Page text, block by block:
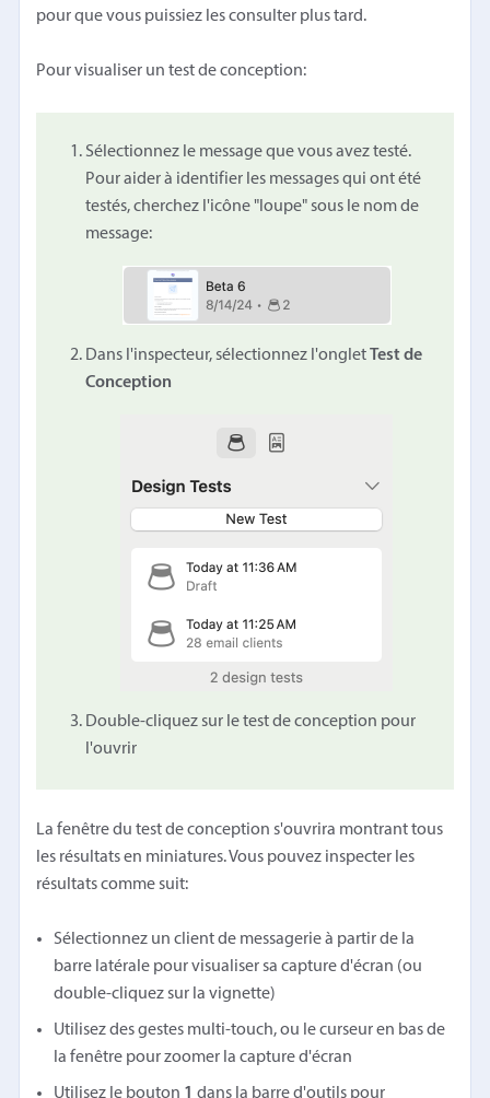
pour que vous puissiez les consulter plus tard.
Pour visualiser un test de conception:
Sélectionnez le message que vous avez testé.
Pour aider à identifier les messages qui ont été
testés, cherchez l'icône "loupe" sous le nom de
message:
Dans l'inspecteur, sélectionnez l'ongletTest de
Conception
Double-cliquez sur le test de conception pour
l'ouvrir
La fenêtre du test de conception s'ouvrira montrant tous
les résultats en miniatures. Vous pouvez inspecter les
résultats comme suit:
Sélectionnez un client de messagerie à partir de la
barre latérale pour visualiser sa capture d'écran (ou
double-cliquez sur la vignette)
Utilisez des gestes multi-touch, ou le curseur en bas de
la fenêtre pour zoomer la capture d'écran
Utilisez le bouton 1 dans la barre d'outils pour